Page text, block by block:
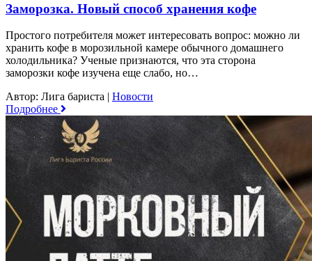
Заморозка. Новый способ хранения кофе
Простого потребителя может интересовать вопрос: можно ли
хранить кофе в морозильной камере обычного домашнего
холодильника? Ученые признаются, что эта сторона
заморозки кофе изучена еще слабо, но…
Автор: Лига бариста | Новости
Подробнее